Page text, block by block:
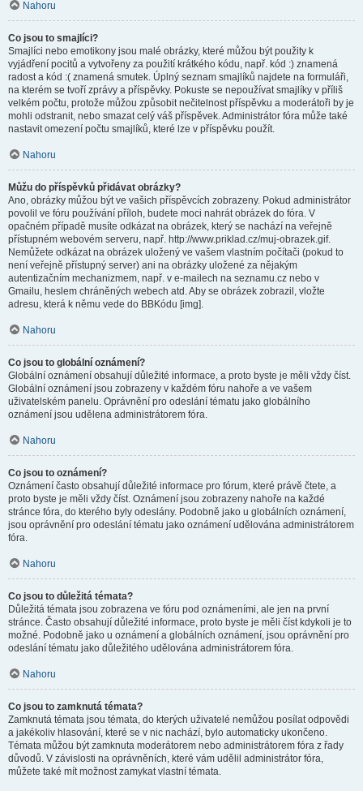
Nahoru
Co jsou to smajlíci?
Smajlíci nebo emotikony jsou malé obrázky, které můžou být použity k
vyjádření pocitů a vytvořeny za použití krátkého kódu, např. kód :) znamená
radost a kód :( znamená smutek. Úplný seznam smajlíků najdete na formuláři,
na kterém se tvoří zprávy a příspěvky. Pokuste se nepoužívat smajlíky v příliš
velkém počtu, protože můžou způsobit nečitelnost příspěvku a moderátoři by je
mohli odstranit, nebo smazat celý váš příspěvek. Administrátor fóra může také
nastavit omezení počtu smajlíků, které lze v příspěvku použít.
Nahoru
Můžu do příspěvků přidávat obrázky?
Ano, obrázky můžou být ve vašich příspěvcích zobrazeny. Pokud administrátor
povolil ve fóru používání příloh, budete moci nahrát obrázek do fóra. V
opačném případě musíte odkázat na obrázek, který se nachází na veřejně
přístupném webovém serveru, např. http://www.priklad.cz/muj-obrazek.gif.
Nemůžete odkázat na obrázek uložený ve vašem vlastním počítači (pokud to
není veřejně přístupný server) ani na obrázky uložené za nějakým
autentizačním mechanizmem, např. v e-mailech na seznamu.cz nebo v
Gmailu, heslem chráněných webech atd. Aby se obrázek zobrazil, vložte
adresu, která k němu vede do BBKódu [img].
Nahoru
Co jsou to globální oznámení?
Globální oznámení obsahují důležité informace, a proto byste je měli vždy číst.
Globální oznámení jsou zobrazeny v každém fóru nahoře a ve vašem
uživatelském panelu. Oprávnění pro odeslání tématu jako globálního
oznámení jsou udělena administrátorem fóra.
Nahoru
Co jsou to oznámení?
Oznámení často obsahují důležité informace pro fórum, které právě čtete, a
proto byste je měli vždy číst. Oznámení jsou zobrazeny nahoře na každé
stránce fóra, do kterého byly odeslány. Podobně jako u globálních oznámení,
jsou oprávnění pro odeslání tématu jako oznámení udělována administrátorem
fóra.
Nahoru
Co jsou to důležitá témata?
Důležitá témata jsou zobrazena ve fóru pod oznámeními, ale jen na první
stránce. Často obsahují důležité informace, proto byste je měli číst kdykoli je to
možné. Podobně jako u oznámení a globálních oznámení, jsou oprávnění pro
odeslání tématu jako důležitého udělována administrátorem fóra.
Nahoru
Co jsou to zamknutá témata?
Zamknutá témata jsou témata, do kterých uživatelé nemůžou posílat odpovědi
a jakékoliv hlasování, které se v nic nachází, bylo automaticky ukončeno.
Témata můžou být zamknuta moderátorem nebo administrátorem fóra z řady
důvodů. V závislosti na oprávněních, které vám udělil administrátor fóra,
můžete také mít možnost zamykat vlastní témata.